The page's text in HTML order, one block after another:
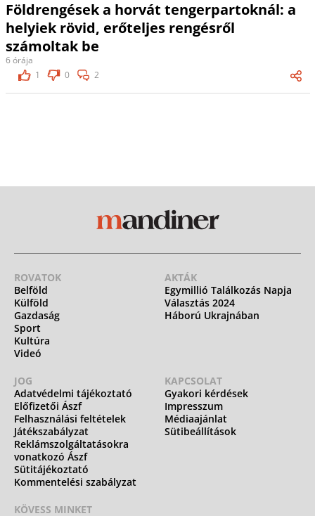
Földrengések a horvát tengerpartoknál: a
helyiek rövid, erőteljes rengésről
számoltak be
6 órája
1
0 2
ROVATOK
Belföld
Külföld
Gazdaság
Sport
Kultúra
Videó
AKTÁK
Egymillió Találkozás Napja
Választás 2024
Háború Ukrajnában
JOG
Adatvédelmi tájékoztató
Előfizetői Ászf
Felhasználási feltételek
Játékszabályzat
Reklámszolgáltatásokra
vonatkozó Ászf
Sütitájékoztató
Kommentelési szabályzat
KAPCSOLAT
Gyakori kérdések
Impresszum
Médiaajánlat
Sütibeállítások
KÖVESS MINKET